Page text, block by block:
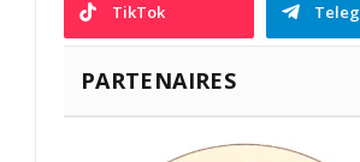
TikTok
PARTENAIRES